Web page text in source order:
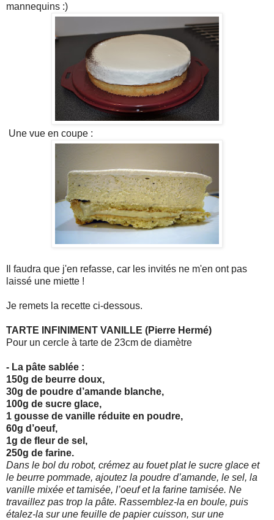
mannequins :)
Une vue en coupe :
Il faudra que j'en refasse, car les invités ne m'en ont pas
laissé une miette !
Je remets la recette ci-dessous.
TARTE INFINIMENT VANILLE (Pierre Hermé)
Pour un cercle à tarte de 23cm de diamètre
- La pâte sablée :
150g de beurre doux,
30g de poudre d’amande blanche,
100g de sucre glace,
1 gousse de vanille réduite en poudre,
60g d’oeuf,
1g de fleur de sel,
250g de farine.
Dans le bol du robot, crémez au fouet plat le sucre glace et
le beurre pommade, ajoutez la poudre d’amande, le sel, la
vanille mixée et tamisée, l’oeuf et la farine tamisée. Ne
travaillez pas trop la pâte. Rassemblez-la en boule, puis
étalez-la sur une feuille de papier cuisson, sur une